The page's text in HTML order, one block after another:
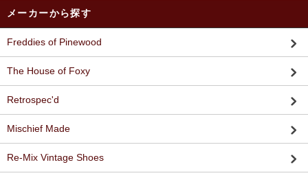
メーカーから探す
Freddies of Pinewood
The House of Foxy
Retrospec'd
Mischief Made
Re-Mix Vintage Shoes